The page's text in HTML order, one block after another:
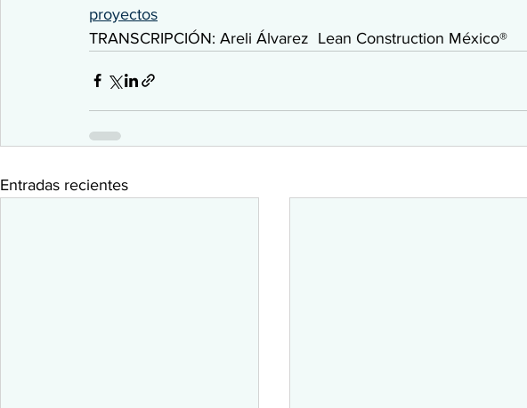
proyectos
TRANSCRIPCIÓN: Areli Álvarez  Lean Construction México®
Entradas recientes